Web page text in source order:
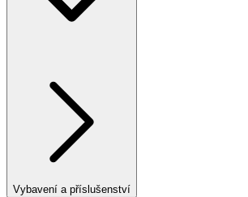
Vybavení a příslušenství